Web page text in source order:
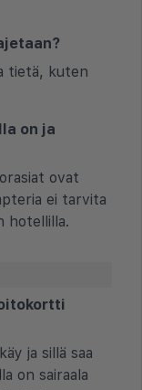
tietä, kuten
on ja
ovat
ei tarvita
hotellilla.
ja sillä saa
on sairaala